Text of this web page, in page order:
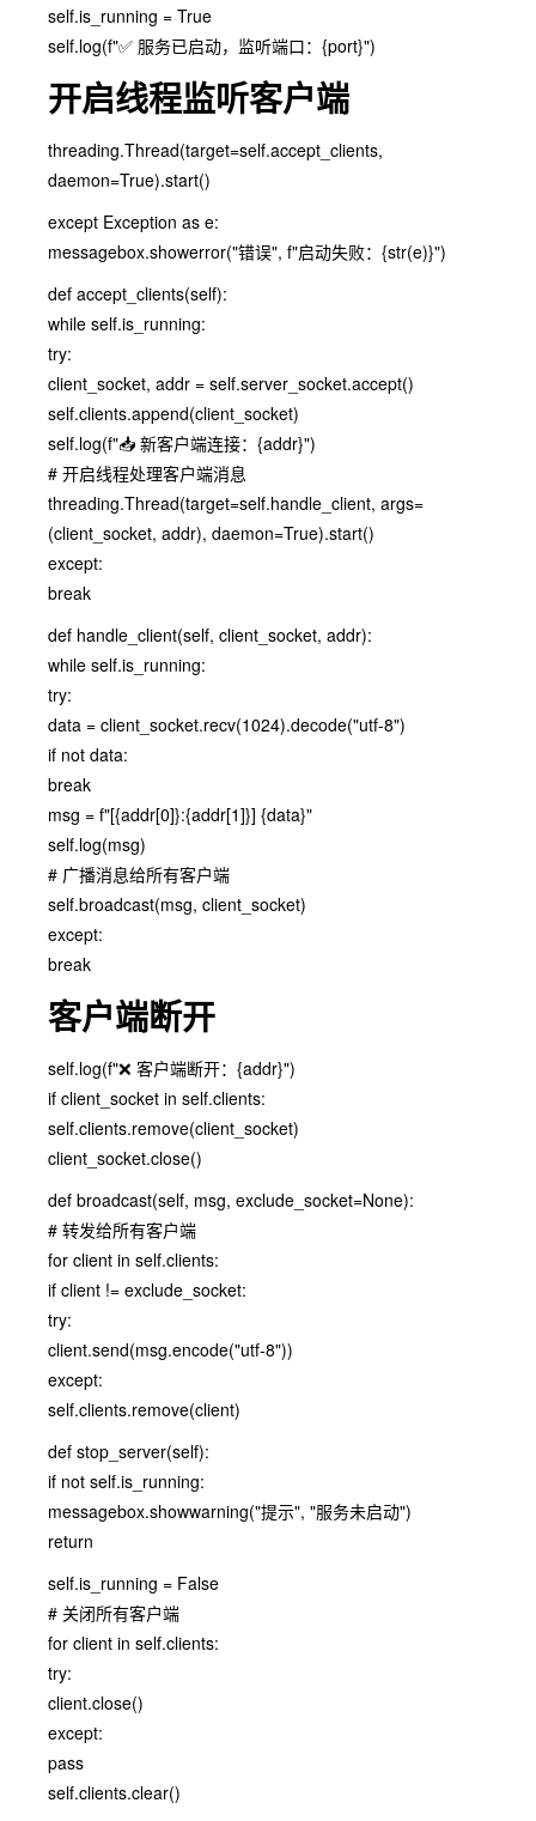
self.is_running = True
self.log(f"✅ 服务已启动，监听端口：{port}")
开启线程监听客户端
threading.Thread(target=self.accept_clients,
daemon=True).start()
except Exception as e:
messagebox.showerror("错误", f"启动失败：{str(e)}")
def accept_clients(self):
while self.is_running:
try:
client_socket, addr = self.server_socket.accept()
self.clients.append(client_socket)
self.log(f"📥 新客户端连接：{addr}")
# 开启线程处理客户端消息
threading.Thread(target=self.handle_client, args=
(client_socket, addr), daemon=True).start()
except:
break
def handle_client(self, client_socket, addr):
while self.is_running:
try:
data = client_socket.recv(1024).decode("utf-8")
if not data:
break
msg = f"[{addr[0]}:{addr[1]}] {data}"
self.log(msg)
# 广播消息给所有客户端
self.broadcast(msg, client_socket)
except:
break
客户端断开
self.log(f"❌ 客户端断开：{addr}")
if client_socket in self.clients:
self.clients.remove(client_socket)
client_socket.close()
def broadcast(self, msg, exclude_socket=None):
# 转发给所有客户端
for client in self.clients:
if client != exclude_socket:
try:
client.send(msg.encode("utf-8"))
except:
self.clients.remove(client)
def stop_server(self):
if not self.is_running:
messagebox.showwarning("提示", "服务未启动")
return
self.is_running = False
# 关闭所有客户端
for client in self.clients:
try:
client.close()
except:
pass
self.clients.clear()